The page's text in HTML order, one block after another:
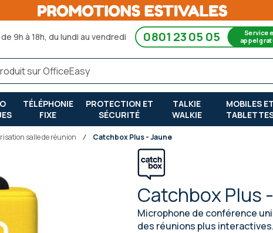
9h à 18h, du lundi au vendredi 0801 23 05 05 Service
appel
TÉLÉPHONIE
FIXE
PROTECTION ET
SÉCURITÉ
TALKIE
WALKIE
MOBILES ET
salle de réunion Catchbox Plus - Jaune
Catchbox Plus
Microphone de conférence
des réunions plus